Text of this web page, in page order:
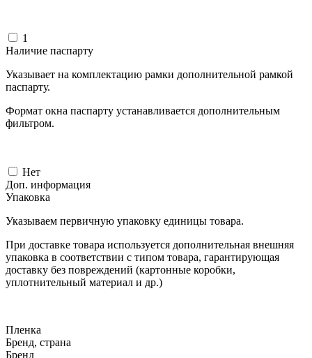
1
Наличие паспарту
Указывает на комплектацию рамки дополнительной рамкой
паспарту.
Формат окна паспарту устанавливается дополнительным
фильтром.
Нет
Доп. информация
Упаковка
Указываем первичную упаковку единицы товара.
При доставке товара используется дополнительная внешняя
упаковка в соответствии с типом товара, гарантирующая
доставку без повреждений (картонные коробки,
уплотнительный материал и др.)
Пленка
Бренд, страна
Бренд